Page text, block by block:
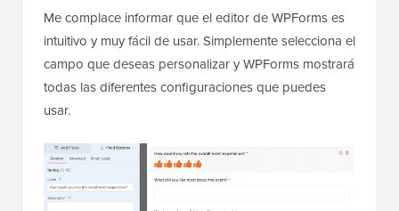
Me complace informar que el editor de WPForms es
intuitivo y muy fácil de usar. Simplemente selecciona el
campo que deseas personalizar y WPForms mostrará
todas las diferentes configuraciones que puedes
usar.